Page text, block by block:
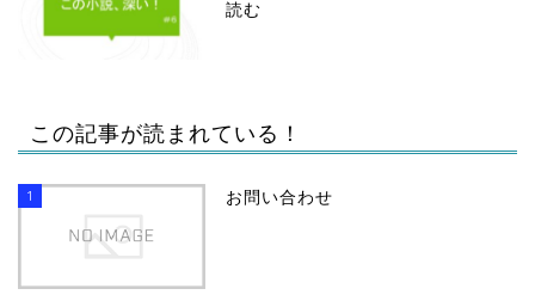
読む
この記事が読まれている！
1 お問い合わせ